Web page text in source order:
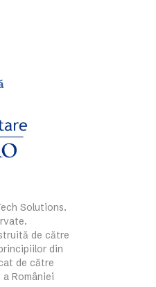
Solutions.
de către
din
de către
României